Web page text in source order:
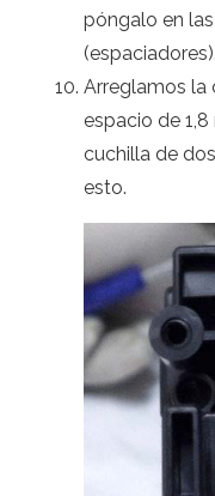
póngalo en
(espaciadores).
Arreglamos la
espacio de
cuchilla de
esto.